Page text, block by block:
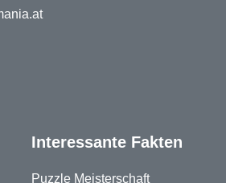
Interessante Fakten
Puzzle Meisterschaft